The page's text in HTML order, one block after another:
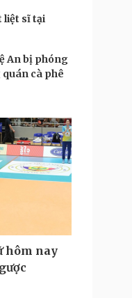
liệt sĩ tại
An bị phóng
cà phê
hôm nay